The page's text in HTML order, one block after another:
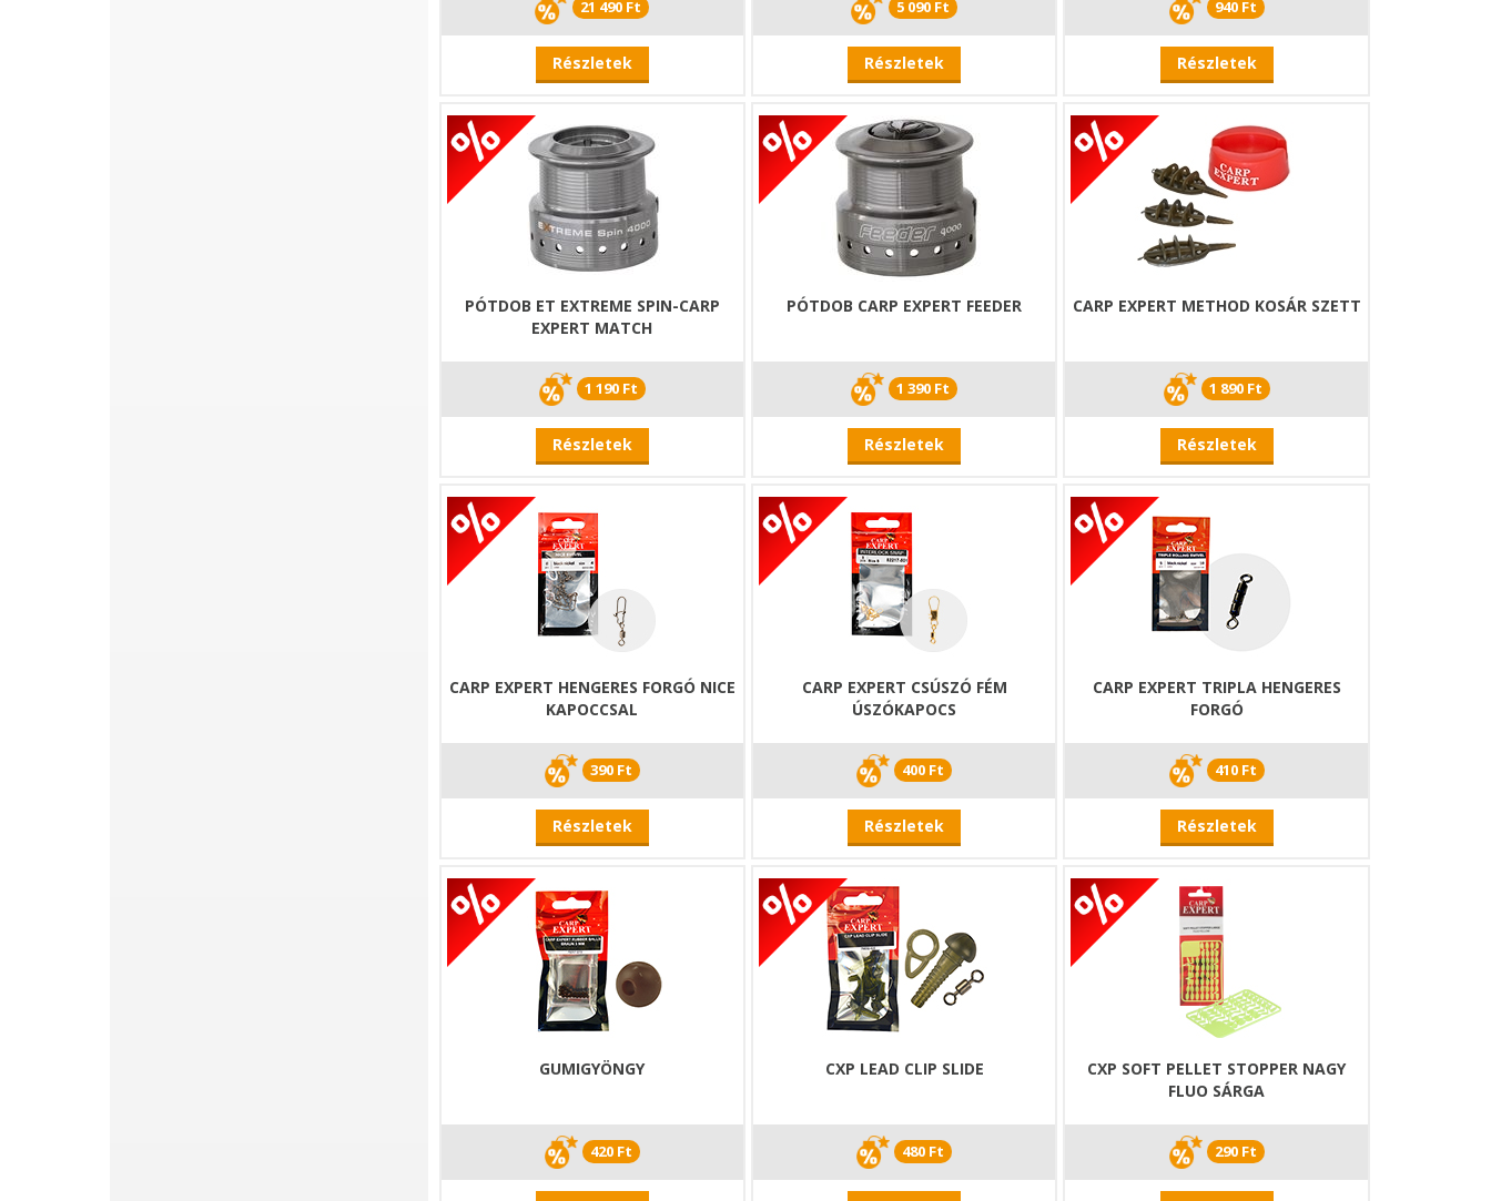
21 490 Ft
Részletek
5 090 Ft
Részletek
940 Ft
Részletek
PÓTDOB ET EXTREME SPIN-CARP
EXPERT MATCH
1 190 Ft
Részletek
PÓTDOB CARP EXPERT FEEDER
1 390 Ft
Részletek
CARP EXPERT METHOD KOSÁR SZETT
1 890 Ft
Részletek
CARP EXPERT HENGERES FORGÓ NICE
KAPOCCSAL
390 Ft
Részletek
CARP EXPERT CSÚSZÓ FÉM
ÚSZÓKAPOCS
400 Ft
Részletek
CARP EXPERT TRIPLA HENGERES
FORGÓ
410 Ft
Részletek
GUMIGYÖNGY
420 Ft
CXP LEAD CLIP SLIDE
480 Ft
CXP SOFT PELLET STOPPER NAGY
FLUO SÁRGA
290 Ft